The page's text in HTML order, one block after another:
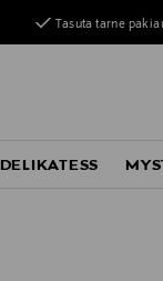
Tasuta tarne
DELIKATESS